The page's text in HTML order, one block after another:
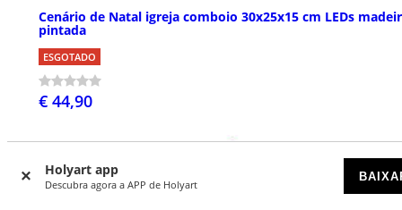
Holyart app
Descubra agora a APP de Holyart
Cenário de Natal igreja comboio 30x25x15 cm LEDs
pintada
ESGOTADO
€ 44,90